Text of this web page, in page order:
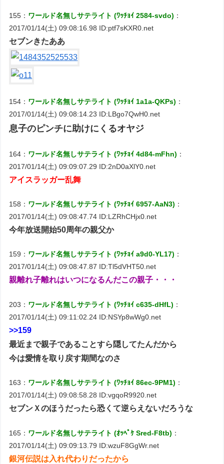
155： ワールド名無しサテライト (ﾜｯﾁｮｲ 2584-svdo) ：
2017/01/14(土) 09:08:16.98 ID:ptf7sKXR0.net
セブンきたああ
154： ワールド名無しサテライト (ﾜｯﾁｮｲ 1a1a-QKPs) ：
2017/01/14(土) 09:08:14.23 ID:LBgo7QwH0.net
息子のピンチに助けにくるオヤジ
164： ワールド名無しサテライト (ﾜｯﾁｮｲ 4d84-mFhn) ：
2017/01/14(土) 09:09:07.29 ID:2nD0aXlY0.net
アイスラッガー乱舞
158： ワールド名無しサテライト (ﾜｯﾁｮｲ 6957-AaN3) ：
2017/01/14(土) 09:08:47.74 ID:LZRhCHjx0.net
今年放送開始50周年の親父か
159： ワールド名無しサテライト (ﾜｯﾁｮｲ a9d0-YL17) ：
2017/01/14(土) 09:08:47.87 ID:Tl5dVHT50.net
親離れ子離れはいつになるんだこの親子・・・
203： ワールド名無しサテライト (ﾜｯﾁｮｲ c635-dHfL) ：
2017/01/14(土) 09:11:02.24 ID:NSYp8wWg0.net
>>159
最近まで親子であることすら隠してたんだから
今は愛情を取り戻す期間なのさ
163： ワールド名無しサテライト (ﾜｯﾁｮｲ 86ec-9PM1) ：
2017/01/14(土) 09:08:58.28 ID:vgqoR9920.net
セブンＸのほうだったら恐くて逆らえないだろうな
165： ワールド名無しサテライト (ｵｯﾍﾟｹ Sred-F8tb) ：
2017/01/14(土) 09:09:13.79 ID:wzuF8GgWr.net
銀河伝説は入れ代わりだったから